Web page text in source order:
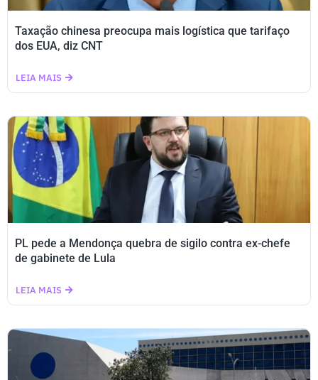
Taxação chinesa preocupa mais logística que tarifaço
dos EUA, diz CNT
LEIA MAIS
PL pede a Mendonça quebra de sigilo contra ex-chefe
de gabinete de Lula
LEIA MAIS